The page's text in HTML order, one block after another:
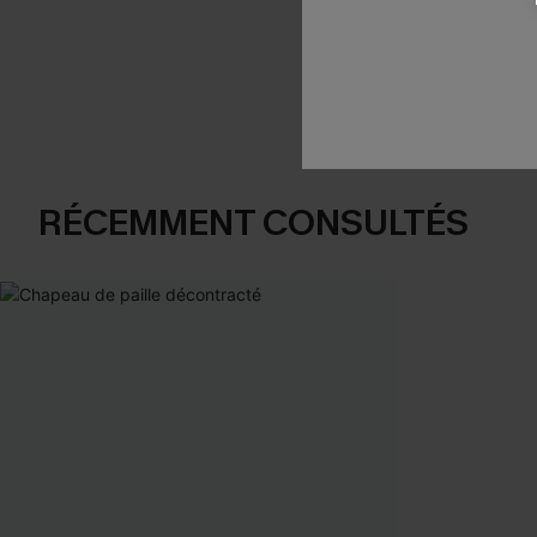
RÉCEMMENT CONSULTÉS